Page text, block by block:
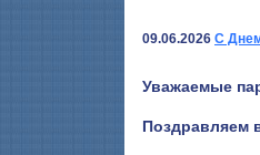
09.06.2026 С
Уважаемые
Поздравляем